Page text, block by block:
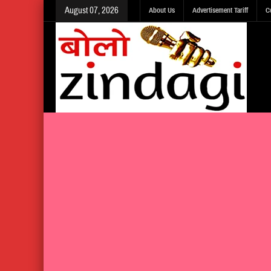
August 07, 2026 About Us Advertisement Tariff